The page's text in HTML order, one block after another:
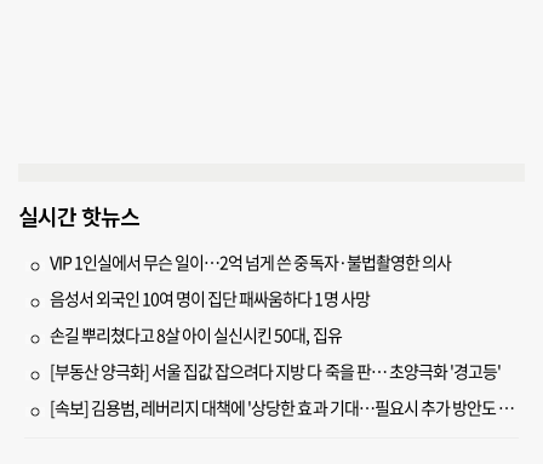
실시간 핫뉴스
VIP 1인실에서 무슨 일이…2억 넘게 쓴 중독자·불법촬영한 의사
음성서 외국인 10여 명이 집단 패싸움하다 1명 사망
손길 뿌리쳤다고 8살 아이 실신시킨 50대, 집유
[부동산 양극화] 서울 집값 잡으려다 지방 다 죽을 판… 초양극화 '경고등'
[속보] 김용범, 레버리지 대책에 '상당한 효과 기대…필요시 추가 방안도 검토'